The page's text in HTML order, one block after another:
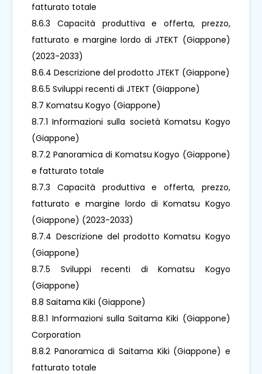
fatturato totale
8.6.3 Capacità produttiva e offerta, prezzo,
fatturato e margine lordo di JTEKT (Giappone)
(2023-2033)
8.6.4 Descrizione del prodotto JTEKT (Giappone)
8.6.5 Sviluppi recenti di JTEKT (Giappone)
8.7 Komatsu Kogyo (Giappone)
8.7.1 Informazioni sulla società Komatsu Kogyo
(Giappone)
8.7.2 Panoramica di Komatsu Kogyo (Giappone)
e fatturato totale
8.7.3 Capacità produttiva e offerta, prezzo,
fatturato e margine lordo di Komatsu Kogyo
(Giappone) (2023-2033)
8.7.4 Descrizione del prodotto Komatsu Kogyo
(Giappone)
8.7.5 Sviluppi recenti di Komatsu Kogyo
(Giappone)
8.8 Saitama Kiki (Giappone)
8.8.1 Informazioni sulla Saitama Kiki (Giappone)
Corporation
8.8.2 Panoramica di Saitama Kiki (Giappone) e
fatturato totale